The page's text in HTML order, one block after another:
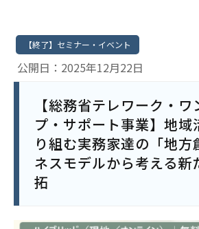
公開日：2025年12月22日
【終了】セミナー・イベント
【総務省テレワーク・ワ
プ・サポート事業】地域
り組む実務家達の「地方
ネスモデルから考える新
拓